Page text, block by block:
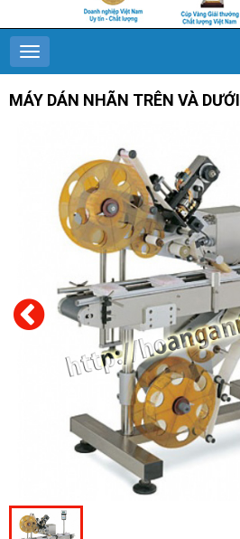
MÁY DÁN NHÃN TRÊN VÀ